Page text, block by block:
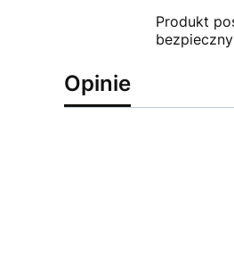
Produkt
Opinie